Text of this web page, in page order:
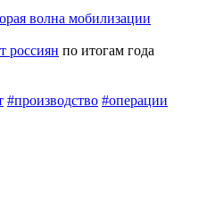
волна мобилизации
россиян по итогам года
#производство #операции